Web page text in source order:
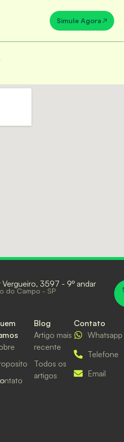
Simule Agora
Vergueiro, 3597 - 9º andar
do Campo - SP
Blog
Artigo mais
recente
Todos os
artigos
Contato
Whatsapp
Telefone
Email